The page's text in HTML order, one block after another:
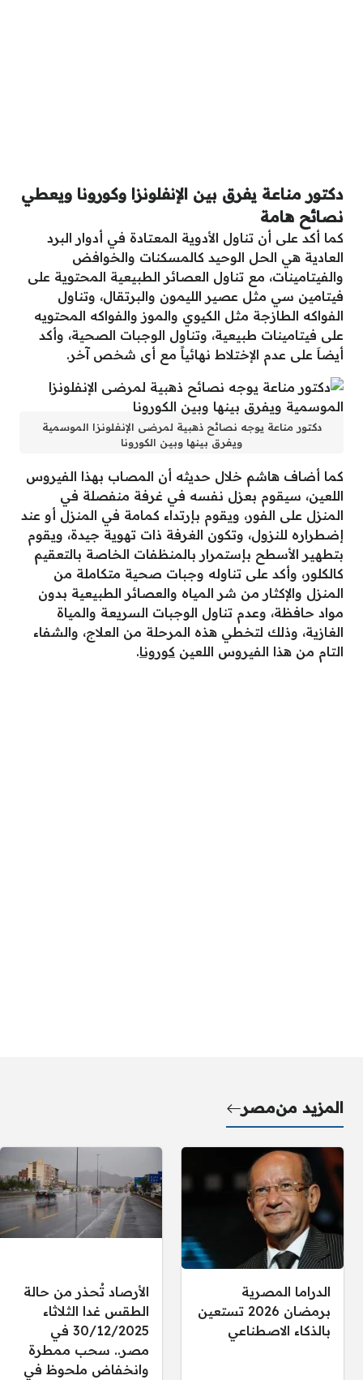
دكتور مناعة يفرق بين الإنفلونزا وكورونا ويعطي
نصائح هامة
كما أكد على أن تناول الأدوية المعتادة في أدوار البرد
العادية هي الحل الوحيد كالمسكنات والخوافض
والفيتامينات، مع تناول العصائر الطبيعية المحتوية على
فيتامين سي مثل عصير الليمون والبرتقال، وتناول
الفواكه الطازجة مثل الكيوي والموز والفواكه المحتويه
على فيتامينات طبيعية، وتناول الوجبات الصحية، وأكد
أيضاَ على عدم الإختلاط نهائياً مع أى شخص آخر.
دكتور مناعة يوجه نصائح ذهبية لمرضى الإنفلونزا الموسمية
ويفرق بينها وبين الكورونا
كما أضاف هاشم خلال حديثه أن المصاب بهذا الفيروس
اللعين، سيقوم بعزل نفسه في غرفة منفصلة في
المنزل على الفور، ويقوم بإرتداء كمامة في المنزل أو عند
إضطراره للنزول، وتكون الغرفة ذات تهوية جيدة، ويقوم
بتطهير الأسطح بإستمرار بالمنظفات الخاصة بالتعقيم
كالكلور، وأكد على تناوله وجبات صحية متكاملة من
المنزل والإكثار من شر المياه والعصائر الطبيعية بدون
مواد حافظة، وعدم تناول الوجبات السريعة والمياة
الغازية، وذلك لتخطي هذه المرحلة من العلاج، والشفاء
التام من هذا الفيروس اللعين كورونا.
المزيد منمصر
الدراما المصرية
برمضان 2026 تستعين
بالذكاء الاصطناعي
الأرصاد تُحذر من حالة
الطقس غدا الثلاثاء
30/12/2025 في
مصر.. سحب ممطرة
وانخفاض ملحوظ في